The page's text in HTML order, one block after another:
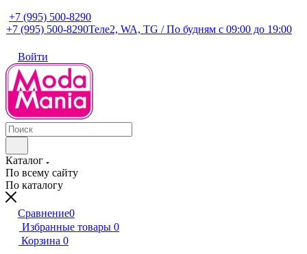
+7 (995) 500-8290
+7 (995) 500-8290Теле2, WA, TG / По будням c 09:00 до 19:00
Войти
Каталог
По всему сайту
По каталогу
Сравнение0
Избранные товары 0
Корзина 0